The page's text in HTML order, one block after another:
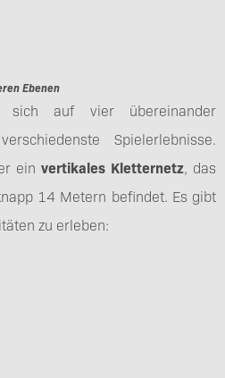
Ebenen
sich auf vier übereinander
Spielerlebnisse.
ein vertikales Kletternetz, das
14 Metern befindet. Es gibt
zu erleben: